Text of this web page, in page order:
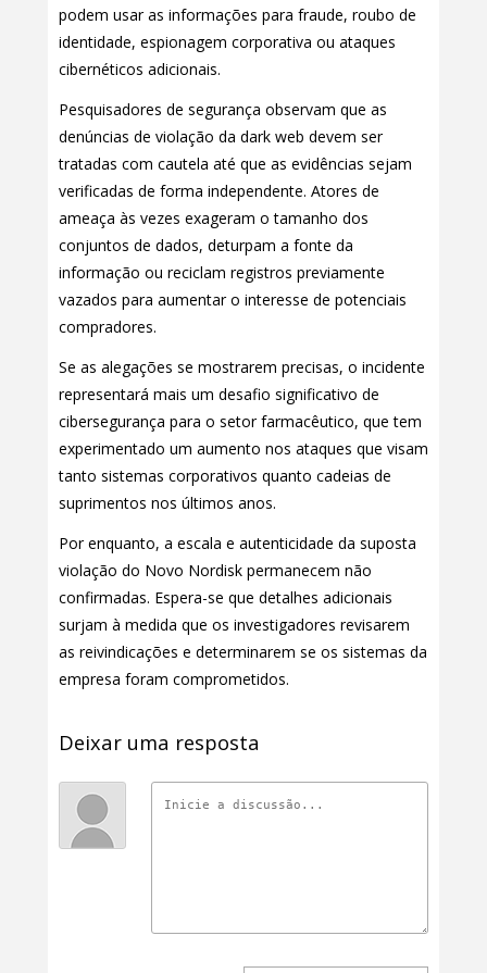
podem usar as informações para fraude, roubo de
identidade, espionagem corporativa ou ataques
cibernéticos adicionais.
Pesquisadores de segurança observam que as
denúncias de violação da dark web devem ser
tratadas com cautela até que as evidências sejam
verificadas de forma independente. Atores de
ameaça às vezes exageram o tamanho dos
conjuntos de dados, deturpam a fonte da
informação ou reciclam registros previamente
vazados para aumentar o interesse de potenciais
compradores.
Se as alegações se mostrarem precisas, o incidente
representará mais um desafio significativo de
cibersegurança para o setor farmacêutico, que tem
experimentado um aumento nos ataques que visam
tanto sistemas corporativos quanto cadeias de
suprimentos nos últimos anos.
Por enquanto, a escala e autenticidade da suposta
violação do Novo Nordisk permanecem não
confirmadas. Espera-se que detalhes adicionais
surjam à medida que os investigadores revisarem
as reivindicações e determinarem se os sistemas da
empresa foram comprometidos.
Deixar uma resposta